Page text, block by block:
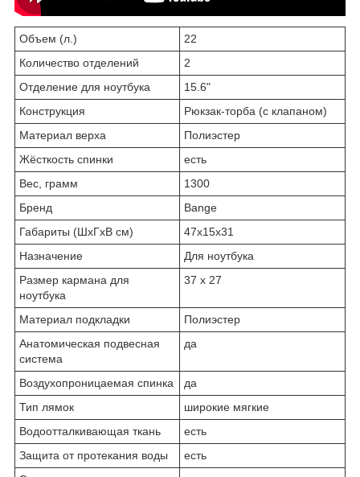
Объем (л.)
22
Количество отделений
2
Отделение для ноутбука
15.6"
Конструкция
Рюкзак-торба (с клапаном)
Материал верха
Полиэстер
Жёсткость спинки
есть
Вес, грамм
1300
Бренд
Bange
Габариты (ШxГxВ см)
47x15x31
Назначение
Для ноутбука
Размер кармана для
ноутбука
37 x 27
Материал подкладки
Полиэстер
Анатомическая подвесная
система
да
Воздухопроницаемая спинка
да
Тип лямок
широкие мягкие
Водоотталкивающая ткань
есть
Защита от протекания воды
есть